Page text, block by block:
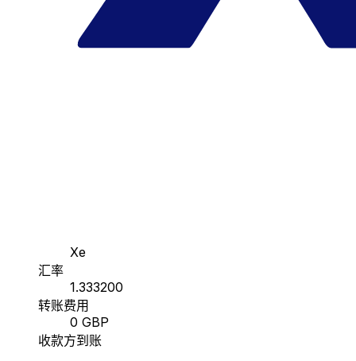
Xe
汇率
1.333200
转账费用
0 GBP
收款方到账